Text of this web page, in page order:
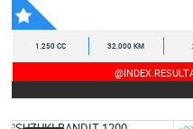
1.250 CC 32.000 KM